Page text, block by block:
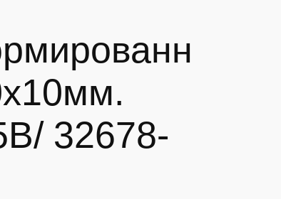
32678-